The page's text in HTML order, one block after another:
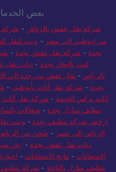
بعض
شركة نقل عفش بالرياض -شركة
من ابوظبي الى مصر-ونيت لنقل
بجدة- شركة نقل عفش بجدة-
كنب بالبخار بجدة - دباب
بالرياض - نقل عفش من جدة الي
بجدة
- شركة نقل أثاث بأبوظبي-
أثاث برأس الخيمة-شركة نقل أثاث
تنظيف منازل بجدة
-شغالات
ارخص شركة تنظيف بجدة
- ونيت
الرياض الي مصر- شحن من
دباب نقل عفش بجدة- رش
الامتحانات- نتايج الامتحانات-